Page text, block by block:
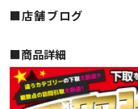
■店舗ブログ
■︎商品詳細